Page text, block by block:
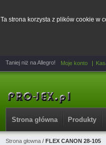
Ta strona korzysta z plików cookie w
Taniej niż na Allegro! Moje konto
Strona główna Produkty
Strona głowna / FLEX CANON 28-105